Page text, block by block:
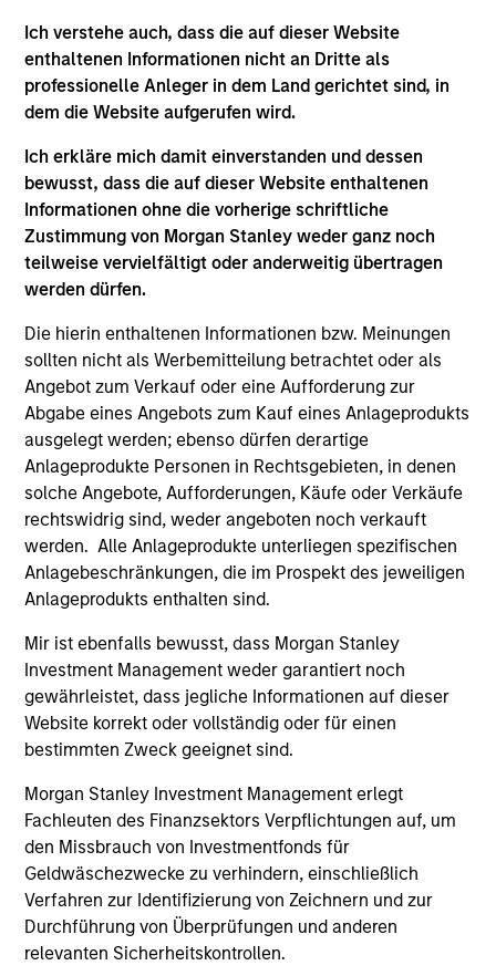
Ich verstehe auch, dass die auf dieser Website
enthaltenen Informationen nicht an Dritte als
professionelle Anleger in dem Land gerichtet sind, in
dem die Website aufgerufen wird.
Ich erkläre mich damit einverstanden und dessen
bewusst, dass die auf dieser Website enthaltenen
Informationen ohne die vorherige schriftliche
Zustimmung von Morgan Stanley weder ganz noch
teilweise vervielfältigt oder anderweitig übertragen
werden dürfen.
Die hierin enthaltenen Informationen bzw. Meinungen
sollten nicht als Werbemitteilung betrachtet oder als
Angebot zum Verkauf oder eine Aufforderung zur
Abgabe eines Angebots zum Kauf eines Anlageprodukts
ausgelegt werden; ebenso dürfen derartige
Anlageprodukte Personen in Rechtsgebieten, in denen
solche Angebote, Aufforderungen, Käufe oder Verkäufe
rechtswidrig sind, weder angeboten noch verkauft
werden. Alle Anlageprodukte unterliegen spezifischen
Anlagebeschränkungen, die im Prospekt des jeweiligen
Anlageprodukts enthalten sind.
Mir ist ebenfalls bewusst, dass Morgan Stanley
Investment Management weder garantiert noch
gewährleistet, dass jegliche Informationen auf dieser
Website korrekt oder vollständig oder für einen
bestimmten Zweck geeignet sind.
Morgan Stanley Investment Management erlegt
Fachleuten des Finanzsektors Verpflichtungen auf, um
den Missbrauch von Investmentfonds für
Geldwäschezwecke zu verhindern, einschließlich
Verfahren zur Identifizierung von Zeichnern und zur
Durchführung von Überprüfungen und anderen
relevanten Sicherheitskontrollen.
Differentiators
1
Value Driven
global fixed income markets through disciplined research,
clear valuation frameworks and a process designed to
deliver strong risk‑adjusted returns.
2
Integrated Cross Sector Collaboration
Portfolio managers and specialist sector teams
collaborate daily to assess risks, challenge views and
ensure that only the highest‑conviction bottom‑up ideas
align with our macro themes.
3
A global investment lens broadens the opportunity set,
improves understanding of correlated risks and supports
thoughtful portfolio positioning across varying macro and
policy environments.
4